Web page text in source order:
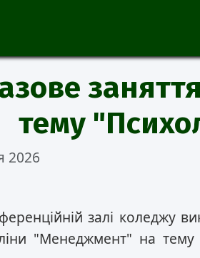
тему
2026
залі коледжу
"Менеджмент" на тему